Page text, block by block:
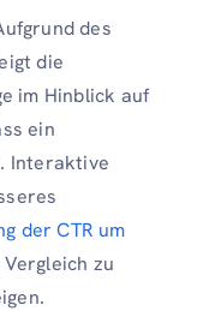
des
die
im Hinblick auf
ein
Interaktive
der CTR um
Vergleich zu